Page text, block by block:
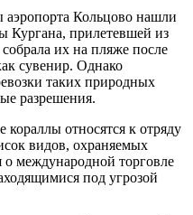
Кольцово нашли
Кургана, прилетевшей из
их на пляже после
сувенир. Однако
таких природных
разрешения.
кораллы относятся к отряду
видов, охраняемых
международной торговле
под угрозой